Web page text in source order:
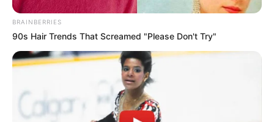
BRAINBERRIES
90s Hair Trends That Screamed "Please Don't Try"